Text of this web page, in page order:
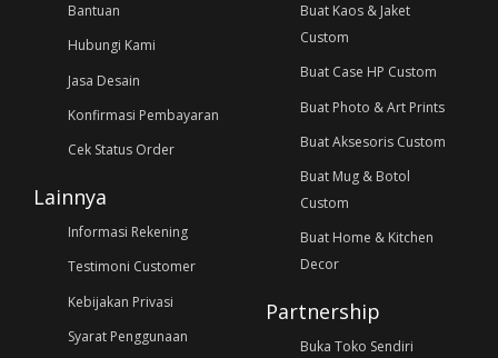
Bantuan
Hubungi Kami
Jasa Desain
Konfirmasi Pembayaran
Cek Status Order
Lainnya
Informasi Rekening
Testimoni Customer
Kebijakan Privasi
Syarat Penggunaan
Buat Kaos & Jaket
Custom
Buat Case HP Custom
Buat Photo & Art Prints
Buat Aksesoris Custom
Buat Mug & Botol
Custom
Buat Home & Kitchen
Decor
Partnership
Buka Toko Sendiri